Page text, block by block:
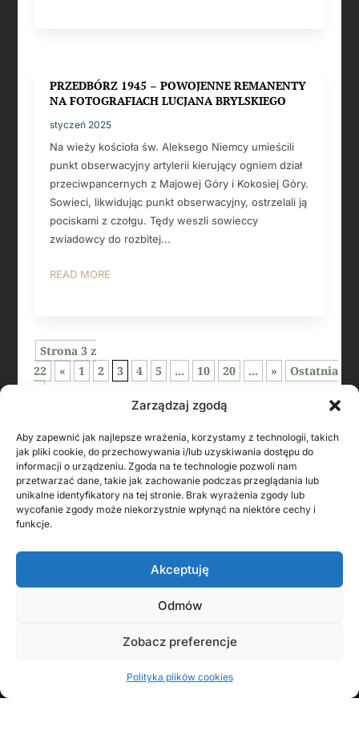
Zarządzaj zgodą
Aby zapewnić jak najlepsze wrażenia, korzystamy z technologii, takich
jak pliki cookie, do przechowywania i/lub uzyskiwania dostępu do
informacji o urządzeniu. Zgoda na te technologie pozwoli nam
przetwarzać dane, takie jak zachowanie podczas przeglądania lub
unikalne identyfikatory na tej stronie. Brak wyrażenia zgody lub
wycofanie zgody może niekorzystnie wpłynąć na niektóre cechy i
funkcje.
Akceptuję
Odmów
Zobacz preferencje
Polityka plików cookies
PRZEDBÓRZ 1945 – POWOJENNE REMANENTY
NA FOTOGRAFIACH LUCJANA BRYLSKIEGO
styczeń 2025
Na wieży kościoła św. Aleksego Niemcy umieścili
punkt obserwacyjny artylerii kierujący ogniem dział
przeciwpancernych z Majowej Góry i Kokosiej Góry.
Sowieci, likwidując punkt obserwacyjny, ostrzelali ją
pociskami z czołgu. Tędy weszli sowieccy
zwiadowcy do rozbitej...
READ MORE
Strona 3 z
22
« 1 2 3 4 5 ... 10 20 ... »
Ostatnia
KONTAKT Z AUTOREM
FOLLOW